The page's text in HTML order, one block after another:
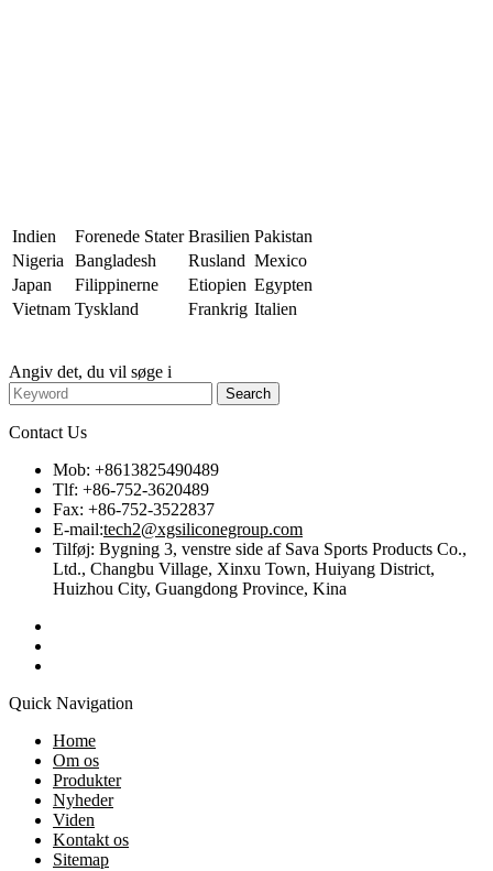
Indien Forenede Stater Brasilien Pakistan
Nigeria
Bangladesh Rusland Mexico
Japan
Filippinerne Etiopien Egypten
Vietnam Tyskland Frankrig Italien
Angiv det, du vil søge i
Contact Us
Mob: +8613825490489
Tlf: +86-752-3620489
Fax: +86-752-3522837
E-mail:tech2@xgsiliconegroup.com
Tilføj: Bygning 3, venstre side af Sava Sports Products Co.,
Ltd., Changbu Village, Xinxu Town, Huiyang District,
Huizhou City, Guangdong Province, Kina
Quick Navigation
Home
Om os
Produkter
Nyheder
Viden
Kontakt os
Sitemap